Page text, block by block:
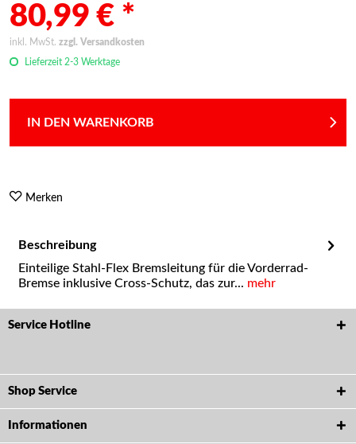
80,99 € *
inkl. MwSt. zzgl. Versandkosten
Lieferzeit 2-3 Werktage
IN DEN WARENKORB
Merken
Beschreibung
Einteilige Stahl-Flex Bremsleitung für die Vorderrad-
Bremse inklusive Cross-Schutz, das zur... mehr
Service Hotline
Shop Service
Informationen